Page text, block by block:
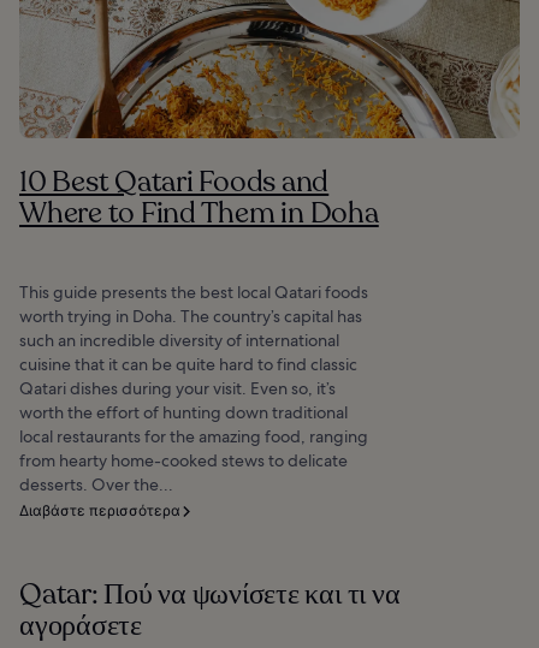
10 Best Qatari Foods and
Where to Find Them in Doha
This guide presents the best local Qatari foods
worth trying in Doha. The country’s capital has
such an incredible diversity of international
cuisine that it can be quite hard to find classic
Qatari dishes during your visit. Even so, it’s
worth the effort of hunting down traditional
local restaurants for the amazing food, ranging
from hearty home-cooked stews to delicate
desserts. Over the...
Διαβάστε περισσότερα
Qatar: Πού να ψωνίσετε και τι να
αγοράσετε